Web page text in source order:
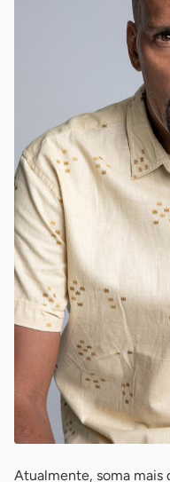
Atualmente, soma mais